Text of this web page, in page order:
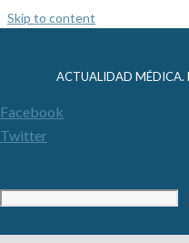
Skip to content
ACTUALIDAD MÉDICA.
Facebook
Twitter